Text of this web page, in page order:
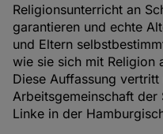
Religionsunterricht an
garantieren und echte
und Eltern
wie sie sich mit Religion
Diese Auffassung
Arbeitsgemeinschaft der
Linke in der